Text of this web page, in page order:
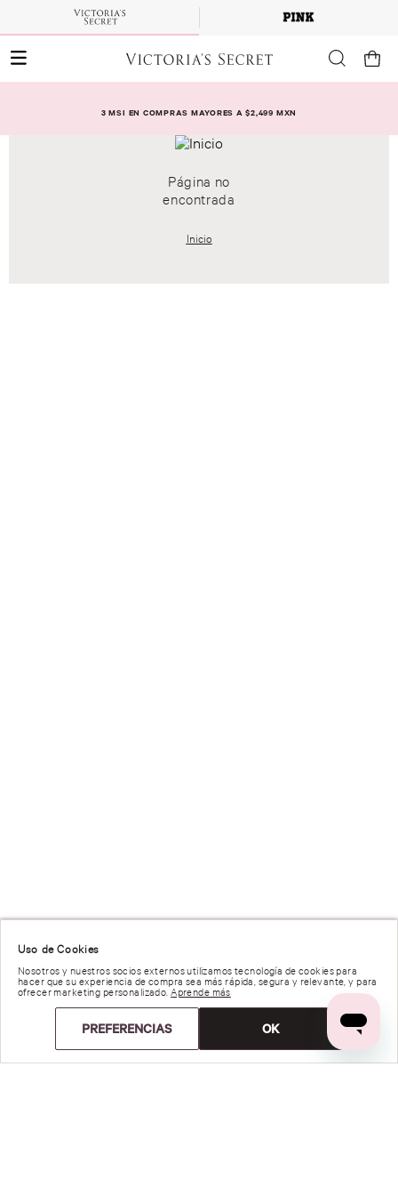
3 MSI EN COMPRAS MAYORES A $2,499 MXN
Uso de Cookies
Nosotros y nuestros socios externos utilizamos tecnología de cookies para
hacer que su experiencia de compra sea más rápida, segura y relevante, y para
ofrecer marketing personalizado. Aprende más
PREFERENCIAS OK
Página no
encontrada
Inicio